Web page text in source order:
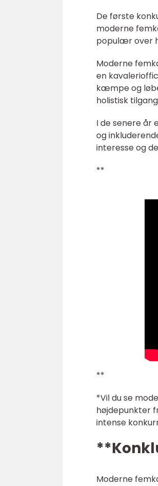
De første
moderne
populær over
Moderne
en
kæmpe og
holistisk
I de senere år
og
interesse og
**
**
*Vil du se
højdepunkter
intense
Moderne